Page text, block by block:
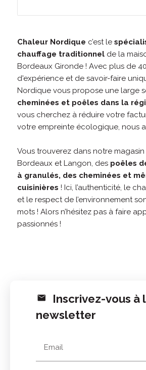
Chaleur Nordique c’est le
chauffage traditionnelde la
Bordeaux Gironde ! Avec plus de
d'expérience et de savoir-faire
Nordique vous propose une large
cheminées et poêles dans la
vous cherchez à réduire votre
votre empreinte écologique, nous
Vous trouverez dans notre
Bordeaux et Langon, des poêles
à granulés, des cheminées et
cuisinières ! Ici, l’authenticité, le
et le respect de l’environnement
mots ! Alors n’hésitez pas à faire
passionnés !
Inscrivez-vous à
newsletter
Email